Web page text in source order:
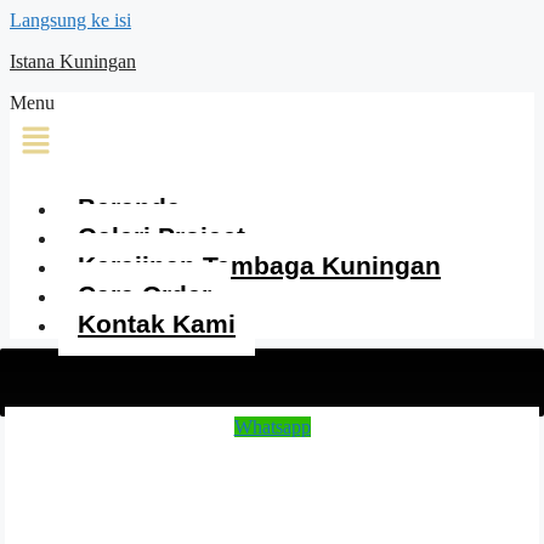
Langsung ke isi
Istana Kuningan
Menu
Beranda
Galeri Project
Kerajinan Tembaga Kuningan
Cara Order
Kontak Kami
Whatsapp